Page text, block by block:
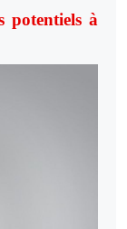
potentiels à